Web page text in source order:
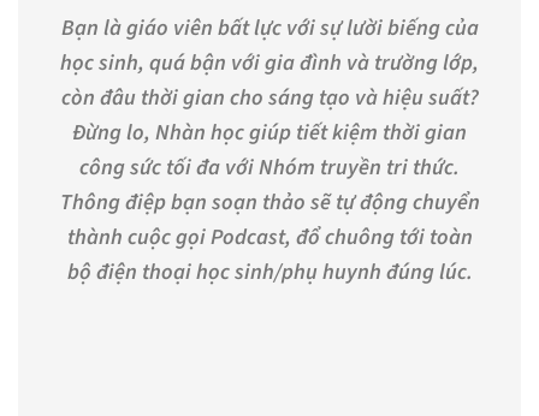
Bạn là giáo viên bất lực với sự lười biếng của
học sinh, quá bận với gia đình và trường lớp,
còn đâu thời gian cho sáng tạo và hiệu suất?
Đừng lo, Nhàn học giúp tiết kiệm thời gian
công sức tối đa với Nhóm truyền tri thức.
Thông điệp bạn soạn thảo sẽ tự động chuyển
thành cuộc gọi Podcast, đổ chuông tới toàn
bộ điện thoại học sinh/phụ huynh đúng lúc.